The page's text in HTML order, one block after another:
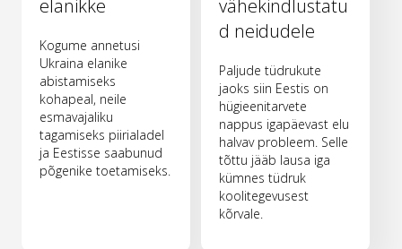
elanikke
Kogume annetusi
Ukraina elanike
abistamiseks
kohapeal, neile
esmavajaliku
tagamiseks piirialadel
ja Eestisse saabunud
põgenike toetamiseks.
vähekindlustatu
d neidudele
Paljude tüdrukute
jaoks siin Eestis on
hügieenitarvete
nappus igapäevast elu
halvav probleem. Selle
tõttu jääb lausa iga
kümnes tüdruk
koolitegevusest
kõrvale.